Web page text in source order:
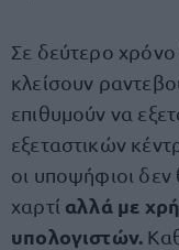
Σε δεύτερο
κλείσουν
επιθυμούν να
εξεταστικών
οι υποψήφιοι δεν
χαρτί αλλά με
υπολογιστών.